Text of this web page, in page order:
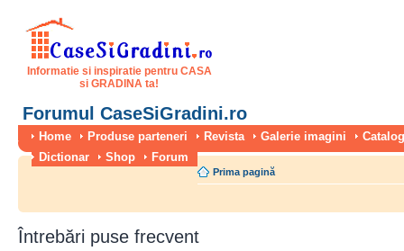
Informatie si inspiratie pentru CASA
si GRADINA ta!
Forumul CaseSiGradini.ro
Home Produse parteneri Revista Galerie imagini
Dictionar
Shop Forum
Prima pagină
Întrebări puse frecvent